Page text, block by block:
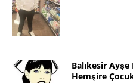
Balıkesir
Hemşire